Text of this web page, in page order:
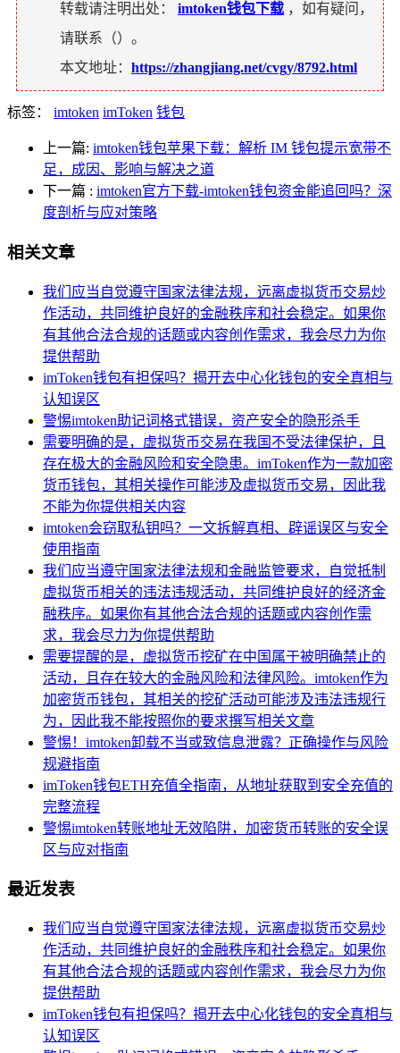
转载请注明出处： imtoken钱包下载 ，如有疑问，
请联系（）。
本文地址： https://zhangjiang.net/cvgy/8792.html
标签： imtoken imToken 钱包
上一篇: imtoken钱包苹果下载：解析 IM 钱包提示宽带不
足，成因、影响与解决之道
下一篇 : imtoken官方下载-imtoken钱包资金能追回吗？深
度剖析与应对策略
相关文章
我们应当自觉遵守国家法律法规，远离虚拟货币交易炒
作活动，共同维护良好的金融秩序和社会稳定。如果你
有其他合法合规的话题或内容创作需求，我会尽力为你
提供帮助
imToken钱包有担保吗？揭开去中心化钱包的安全真相与
认知误区
警惕imtoken助记词格式错误，资产安全的隐形杀手
需要明确的是，虚拟货币交易在我国不受法律保护，且
存在极大的金融风险和安全隐患。imToken作为一款加密
货币钱包，其相关操作可能涉及虚拟货币交易，因此我
不能为你提供相关内容
imtoken会窃取私钥吗？一文拆解真相、辟谣误区与安全
使用指南
我们应当遵守国家法律法规和金融监管要求，自觉抵制
虚拟货币相关的违法违规活动，共同维护良好的经济金
融秩序。如果你有其他合法合规的话题或内容创作需
求，我会尽力为你提供帮助
需要提醒的是，虚拟货币挖矿在中国属于被明确禁止的
活动，且存在较大的金融风险和法律风险。imtoken作为
加密货币钱包，其相关的挖矿活动可能涉及违法违规行
为，因此我不能按照你的要求撰写相关文章
警惕！imtoken卸载不当或致信息泄露？正确操作与风险
规避指南
imToken钱包ETH充值全指南，从地址获取到安全充值的
完整流程
警惕imtoken转账地址无效陷阱，加密货币转账的安全误
区与应对指南
最近发表
我们应当自觉遵守国家法律法规，远离虚拟货币交易炒
作活动，共同维护良好的金融秩序和社会稳定。如果你
有其他合法合规的话题或内容创作需求，我会尽力为你
提供帮助
imToken钱包有担保吗？揭开去中心化钱包的安全真相与
认知误区